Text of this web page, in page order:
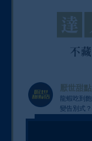
厭世甜
龍蝦吃到
變告別式